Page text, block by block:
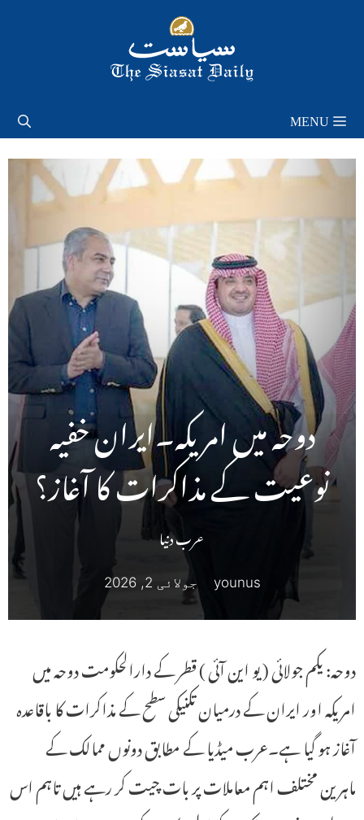
MENU
دوحہ میں امریکہ۔ایران خفیہ
نوعیت کے مذاکرات کا آغاز؟
عرب دنیا
younus جولائی 2, 2026
دوحہ: یکم جولائی ( یو این آئی ) قطر کے دارالحکومت دوحہ میں
امریکہ اور ایران کے درمیان تکنیکی سطح کے مذاکرات کا باقاعدہ
آغاز ہو گیا ہے۔عرب میڈیا کے مطابق دونوں ممالک کے
ماہرین مختلف اہم معاملات پر بات چیت کر رہے ہیں تاہم اس